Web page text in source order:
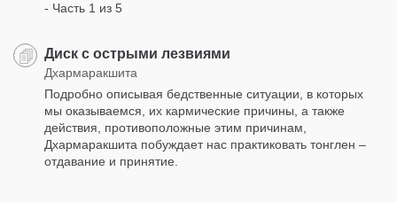
- Часть 1 из 5
Диск с острыми лезвиями
Дхармаракшита
Подробно описывая бедственные ситуации, в которых
мы оказываемся, их кармические причины, а также
действия, противоположные этим причинам,
Дхармаракшита побуждает нас практиковать тонглен –
отдавание и принятие.